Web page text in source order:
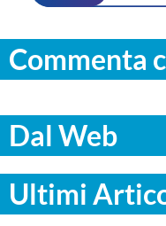
Commenta
Dal Web
Ultimi
COMMUNITY